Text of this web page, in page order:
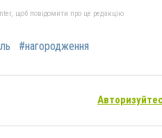
щоб повідомити про це редакцію
#нагородження